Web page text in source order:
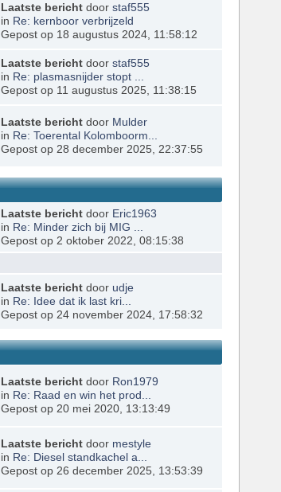
Laatste berichtdoor staf555
in Re: kernboor verbrijzeld
Gepost op 18 augustus 2024, 11:58:12
Laatste berichtdoor staf555
in Re: plasmasnijder stopt ...
Gepost op 11 augustus 2025, 11:38:15
Laatste berichtdoor Mulder
in Re: Toerental Kolomboorm...
Gepost op 28 december 2025, 22:37:55
Laatste berichtdoor Eric1963
in Re: Minder zich bij MIG ...
Gepost op 2 oktober 2022, 08:15:38
Laatste berichtdoor udje
in Re: Idee dat ik last kri...
Gepost op 24 november 2024, 17:58:32
Laatste berichtdoor Ron1979
in Re: Raad en win het prod...
Gepost op 20 mei 2020, 13:13:49
Laatste berichtdoor mestyle
in Re: Diesel standkachel a...
Gepost op 26 december 2025, 13:53:39